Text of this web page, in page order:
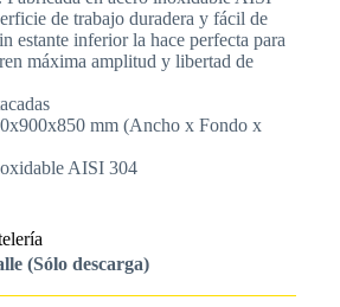
de trabajo duradera y fácil de
estante inferior la hace perfecta para
máxima amplitud y libertad de
mm (Ancho x Fondo x
AISI 304
(Sólo descarga)